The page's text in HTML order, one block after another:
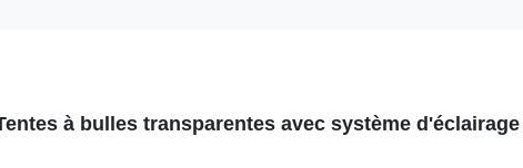
à bulles transparentes avec système d'éclairage